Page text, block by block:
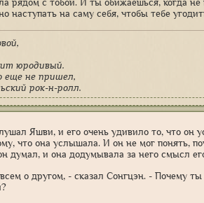
рядом с тобой. И ты обижаешься, когда
наступать на саму себя, чтобы тебе
юродивый.
еще не пришел,
рок-н-ролл.
Яшви, и его очень удивило то, что он
что она услышала. И он не мог понять,
думал, и она додумывала за него смысл
о другом, - сказал Сонгцэн. - Почему